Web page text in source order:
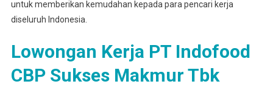
untuk memberikan kemudahan kepada para pencari kerja
diseluruh Indonesia.
Lowongan Kerja PT Indofood
CBP Sukses Makmur Tbk